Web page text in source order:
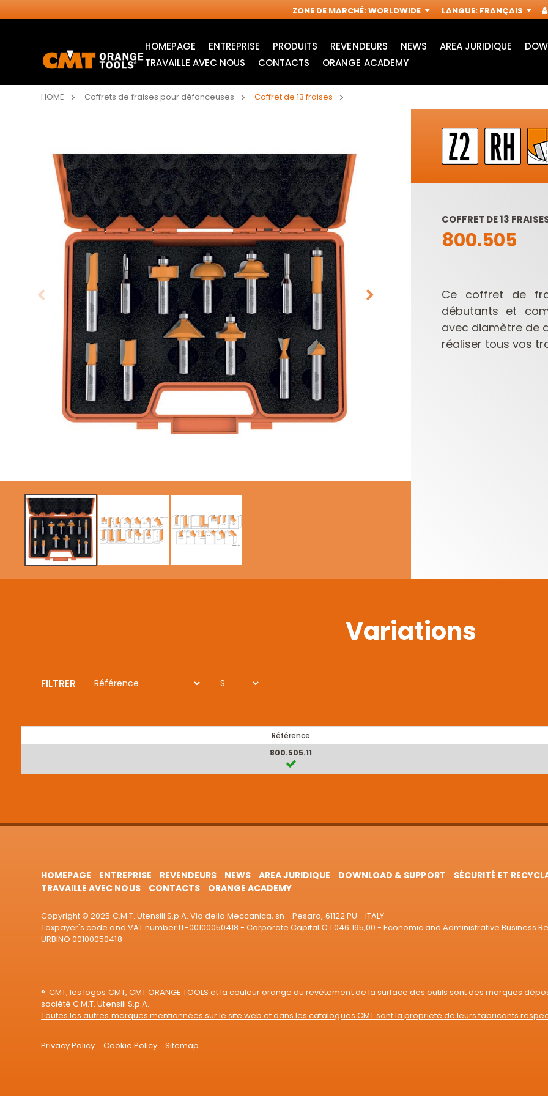
ZONE DE MARCHÉ:WORLDWIDE LANGUE: FRANÇAIS
HOMEPAGE ENTREPRISE PRODUITS
LAMES CIRCULAIRES
INDUSTRIELLES
LAMES CIRCULAIRES
CMT CONTRACTOR
TOOLS® - ITK PLUS®
LAMES POUR SCIE
SAUTEUSE
LAMES DE SCIES
SABRES
ACCESSOIRES POUR
OUTILS
MULTIFONCTIONS
PLAQUETTES
RÉVERSIBLES ET
FRAISES
INDUSTRIELLES POUR
REVENDEURS NEWS AREA JURIDIQUE
TRAVAILLE AVEC NOUS
CONTACTS ORANGE ACADEMY
HOME Coffrets de fraises pour défonceuses Coffret de 13 fraises
COFFRET DE 13
800.505
Ce coffret de
débutants et
avec diamètre de
réaliser tous vos
Variations
FILTRER Référence S
Référence
800.505.11
HOMEPAGE ENTREPRISE REVENDEURS NEWS AREA JURIDIQUE DOWNLOAD & SUPPORT
SÉCURITÉ ET
TRAVAILLE AVEC NOUS
CONTACTS ORANGE ACADEMY
Copyright © 2025 C.M.T. Utensili S.p.A. Via della Meccanica, sn - Pesaro, 61122 PU - ITALY
Taxpayer's code and VAT number IT-00100050418 - Corporate Capital € 1.046.195,00 - Economic and Administrative Business
URBINO 00100050418
®: CMT, les logos CMT, CMT ORANGE TOOLS et la couleur orange du revêtement de la surface des outils sont des marques
société C.M.T. Utensili S.p.A.
Toutes les autres marques mentionnées sur le site web et dans les catalogues CMT sont la propriété de leurs fabricants
Privacy Policy Cookie Policy Sitemap